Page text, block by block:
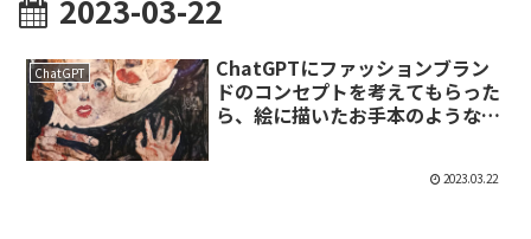
2023-03-22
ChatGPT
ChatGPTにファッションブラン
ドのコンセプトを考えてもらった
ら、絵に描いたお手本のような回
2023.03.22